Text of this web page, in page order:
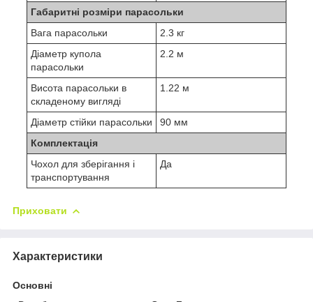
Габаритні розміри парасольки
Вага парасольки
2.3 кг
Діаметр купола
парасольки
2.2 м
Висота парасольки в
складеному вигляді
1.22 м
Діаметр стійки парасольки
90 мм
Комплектація
Чохол для зберігання і
транспортування
Да
Приховати
Характеристики
Основні